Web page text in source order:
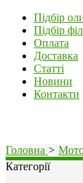
Підбір
Підбір
Оплата
Доставка
Статті
Новини
Контакти
Головна >
Категорії